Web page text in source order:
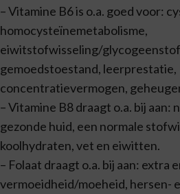
– Vitamine B6 is o.a. goed voor:
homocysteïnemetabolisme,
eiwitstofwisseling/
gemoedstoestand, leerprestatie,
concentratievermogen,
– Vitamine B8 draagt o.a. bij aan:
gezonde huid, een normale
koolhydraten, vet en eiwitten.
– Folaat draagt o.a. bij aan: extra
vermoeidheid/moeheid, hersen-